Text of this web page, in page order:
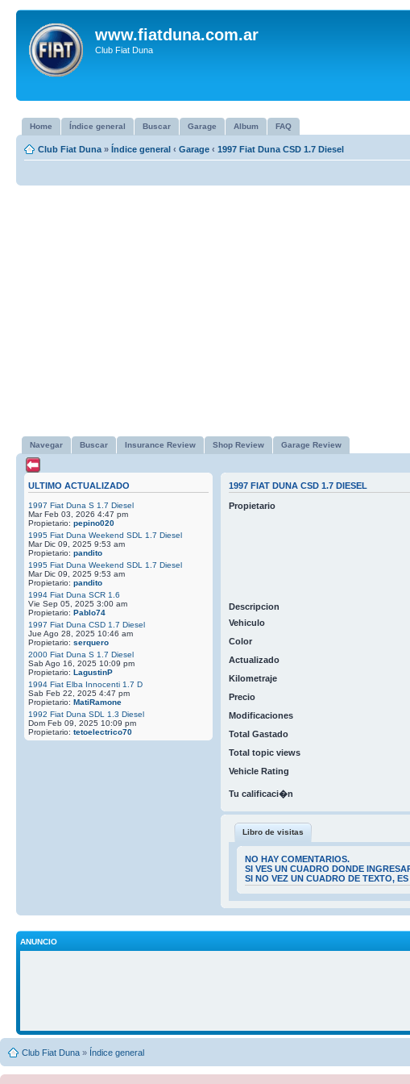
www.fiatduna.com.ar
Club Fiat Duna
Home Índice general Buscar Garage Album FAQ
Club Fiat Duna » Índice general ‹ Garage ‹ 1997 Fiat Duna CSD 1.7 Diesel
Navegar Buscar Insurance Review Shop Review Garage Review
ULTIMO ACTUALIZADO
1997 Fiat Duna S 1.7 Diesel
Mar Feb 03, 2026 4:47 pm
Propietario: pepino020
1995 Fiat Duna Weekend SDL 1.7 Diesel
Mar Dic 09, 2025 9:53 am
Propietario: pandito
1995 Fiat Duna Weekend SDL 1.7 Diesel
Mar Dic 09, 2025 9:53 am
Propietario: pandito
1994 Fiat Duna SCR 1.6
Vie Sep 05, 2025 3:00 am
Propietario: Pablo74
1997 Fiat Duna CSD 1.7 Diesel
Jue Ago 28, 2025 10:46 am
Propietario: serquero
2000 Fiat Duna S 1.7 Diesel
Sab Ago 16, 2025 10:09 pm
Propietario: LagustinP
1994 Fiat Elba Innocenti 1.7 D
Sab Feb 22, 2025 4:47 pm
Propietario: MatiRamone
1992 Fiat Duna SDL 1.3 Diesel
Dom Feb 09, 2025 10:09 pm
Propietario: tetoelectrico70
1997 FIAT DUNA CSD 1.7 DIESEL
Propietario
Descripcion
Vehiculo
Color
Actualizado
Kilometraje
Precio
Modificaciones
Total Gastado
Total topic views
Vehicle Rating
Tu calificaci�n
Libro de visitas
NO HAY COMENTARIOS.
SI VES UN CUADRO DONDE
SI NO VEZ UN CUADRO DE TEXTO,
ANUNCIO
Club Fiat Duna » Índice general